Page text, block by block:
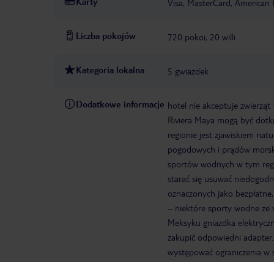
Visa, MasterCard, American
Liczba pokojów 720 pokoi, 20 willi
Kategoria lokalna 5 gwiazdek
Dodatkowe informacje hotel nie akceptuje zwierząt
Riviera Maya mogą być
regionie jest zjawiskiem
pogodowych i prądów
sportów wodnych w tym
starać się usuwać
oznaczonych jako
– niektóre sporty wodne ze
Meksyku gniazdka
zakupić odpowiedni adapter.
występować ograniczenia w